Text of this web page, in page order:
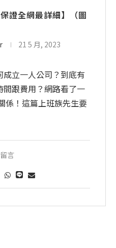
證全網最詳細】（圖
21 5 月, 2023
立一人公司？到底有
跟費用？網路看了一
係！這篇上班族先生要
言